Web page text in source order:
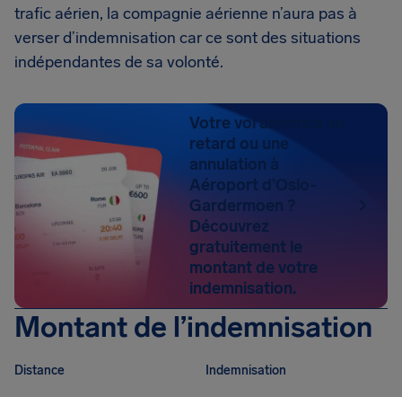
trafic aérien, la compagnie aérienne n’aura pas à
verser d’indemnisation car ce sont des situations
indépendantes de sa volonté.
Votre vol annonce un
retard ou une
annulation à
Aéroport d’Oslo-
Gardermoen ?
Découvrez
gratuitement le
montant de votre
indemnisation.
Montant de l’indemnisation
Distance Indemnisation